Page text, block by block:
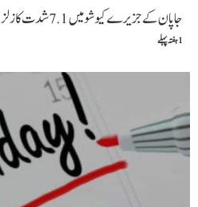
جاپان کے جزیرے کیوشو میں 7.1 شدت کا زلزلہ
1 ہفتہ پہلے